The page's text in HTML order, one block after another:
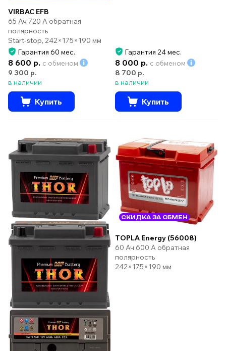
VIRBAC EFB
65 Ач 720 А обратная
полярность
Start-stop, 242×175×190 мм
Гарантия 60 мес.
8 600 р. с обменом
9 300 р.
в наличии
Купить
Гарантия 24 мес.
8 000 р. с обменом
8 700 р.
в наличии
Купить
СКИДКА ЗА ОБМЕН
TOPLA Energy (56008)
60 Ач 600 А обратная
полярность
242×175×190 мм